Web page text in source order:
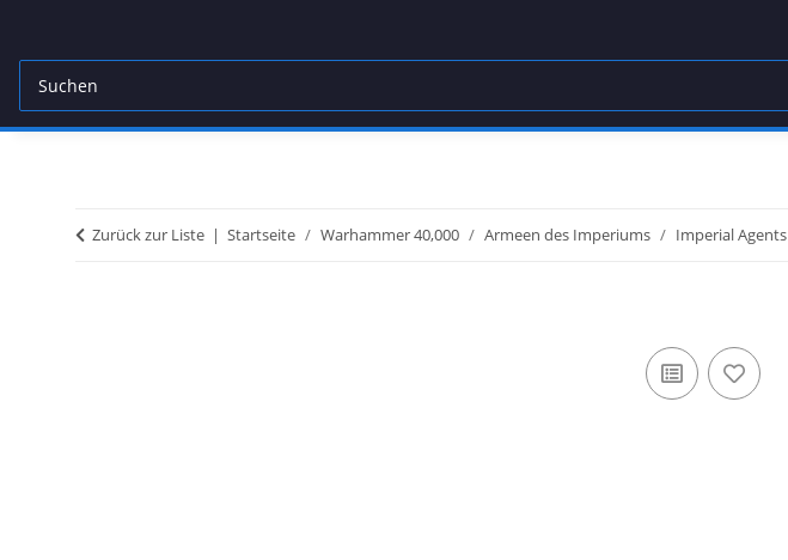
Zurück zur Liste Startseite Warhammer 40,000 Armeen des Imperiums Imperial Agents